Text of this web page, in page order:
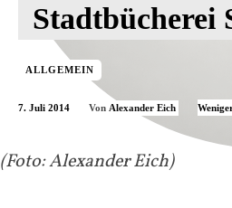
(Foto: Alexander Eich)
Stadtbücherei
ALLGEMEIN
7. Juli 2014 Von Alexander Eich